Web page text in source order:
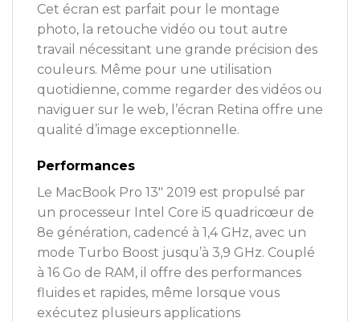
Cet écran est parfait pour le montage
photo, la retouche vidéo ou tout autre
travail nécessitant une grande précision des
couleurs. Même pour une utilisation
quotidienne, comme regarder des vidéos ou
naviguer sur le web, l’écran Retina offre une
qualité d’image exceptionnelle.
Performances
Le MacBook Pro 13″ 2019 est propulsé par
un processeur Intel Core i5 quadricœur de
8e génération, cadencé à 1,4 GHz, avec un
mode Turbo Boost jusqu’à 3,9 GHz. Couplé
à 16 Go de RAM, il offre des performances
fluides et rapides, même lorsque vous
exécutez plusieurs applications